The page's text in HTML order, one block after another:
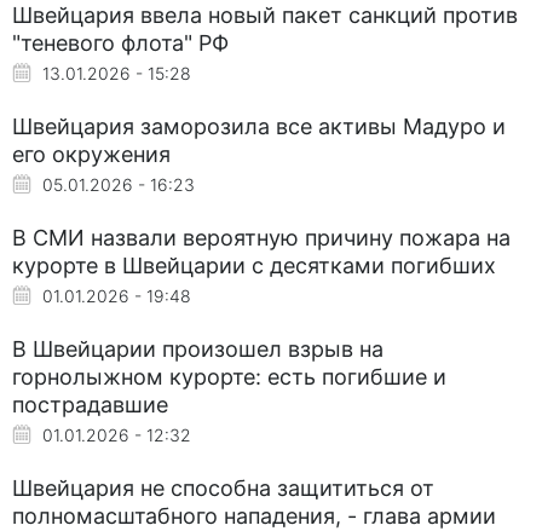
Швейцария ввела новый пакет санкций против
"теневого флота" РФ
13.01.2026 - 15:28
Швейцария заморозила все активы Мадуро и
его окружения
05.01.2026 - 16:23
В СМИ назвали вероятную причину пожара на
курорте в Швейцарии с десятками погибших
01.01.2026 - 19:48
В Швейцарии произошел взрыв на
горнолыжном курорте: есть погибшие и
пострадавшие
01.01.2026 - 12:32
Швейцария не способна защититься от
полномасштабного нападения, - глава армии